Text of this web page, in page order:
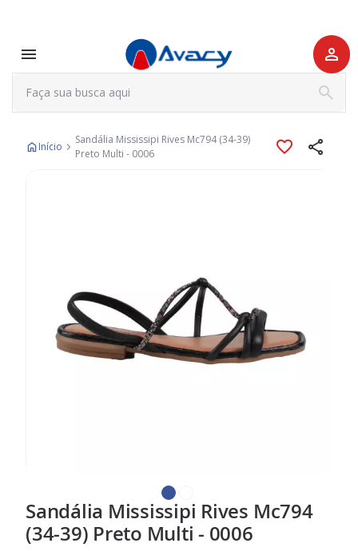
Início
Sandália Mississipi Rives Mc794 (34-39)
Preto Multi - 0006
imagens
Saltar
para
o
Sandália Mississipi Rives Mc794
(34-39) Preto Multi - 0006